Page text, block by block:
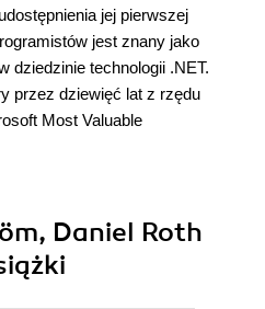
jej pierwszej
jest znany jako
dziedzinie technologii .NET.
przez dziewięć lat z rzędu
Most Valuable
Daniel Roth